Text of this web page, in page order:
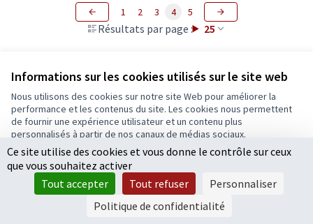
Informations sur les cookies utilisés sur le site web
Nous utilisons des cookies sur notre site Web pour améliorer la
performance et les contenus du site. Les cookies nous permettent
de fournir une expérience utilisateur et un contenu plus
personnalisés à partir de nos canaux de médias sociaux.
Tout accepter
Accepter seulement les cookies essentiels
Paramètres
Résultats par page : 25
1 2 3 4 5
Conditions d'utilisation
Paramètres des cookies
Ecrivons Angers sur X
(Lien externe)
Ecrivons Angers sur Facebook
(Lien externe)
Ce site utilise des cookies et vous donne le contrôle sur ceux
que vous souhaitez activer
Tout accepter
Tout refuser
Personnaliser
Politique de confidentialité